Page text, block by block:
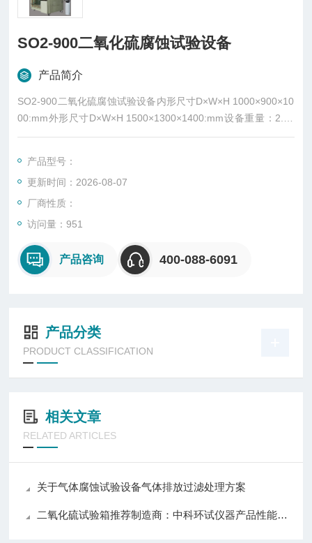
SO2-900二氧化硫腐蚀试验设备
产品简介
SO2-900二氧化硫腐蚀试验设备内形尺寸D×W×H 1000×900×10
00:mm外形尺寸D×W×H 1500×1300×1400:mm设备重量：2.5k
g
产品型号：
更新时间：2026-08-07
厂商性质：
访问量：951
产品咨询 400-088-6091
产品分类
PRODUCT CLASSIFICATION
相关文章
RELATED ARTICLES
关于气体腐蚀试验设备气体排放过滤处理方案
二氧化硫试验箱推荐制造商：中科环试仪器产品性能与口碑解析